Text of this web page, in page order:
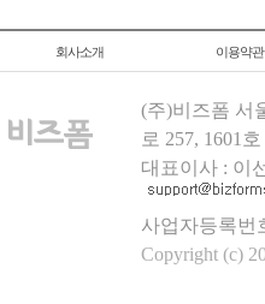
회사소개 이용약관
(주)비즈폼 서
로 257, 1601
대표이사 : 이
사업자등록번
Copyright (c)